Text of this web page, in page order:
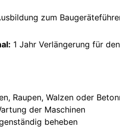
zum
1 Jahr Verlängerung für
Raupen, Walzen oder
der Maschinen
beheben